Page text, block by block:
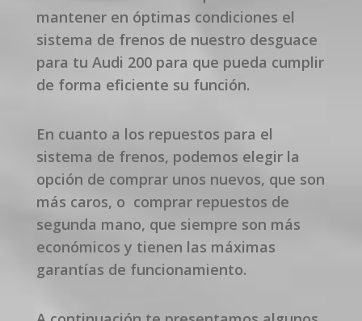
mantener en óptimas condiciones el
sistema de frenos de nuestro desguace
para tu Audi 200 para que pueda cumplir
de forma eficiente su función.
En cuanto a los repuestos para el
sistema de frenos, podemos elegir la
opción de comprar unos nuevos, que son
más caros, o comprar repuestos de
segunda mano, que siempre son más
económicos y tienen las máximas
garantías de funcionamiento.